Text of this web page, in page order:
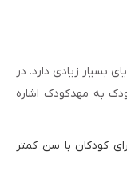
بسیار زیادی دارد. در
به مهدکودک اشاره
کودکان با سن کمتر